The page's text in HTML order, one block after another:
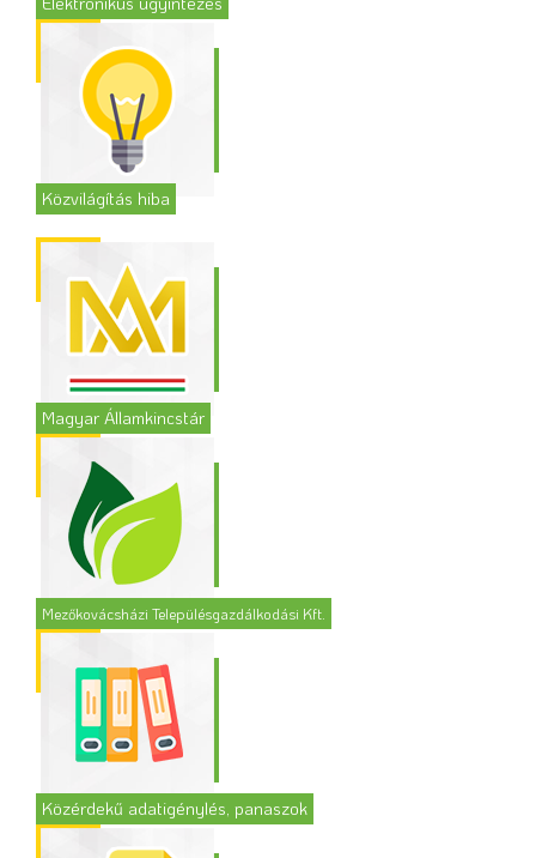
Közvilágítás hiba
Magyar Államkincstár
Mezőkovácsházi Településgazdálkodási Kft.
Közérdekű adatigénylés, panaszok